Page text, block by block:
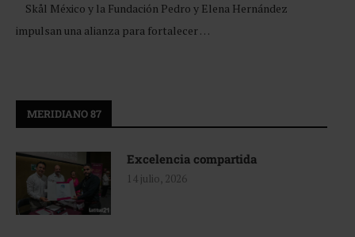
Skål México y la Fundación Pedro y Elena Hernández
impulsan una alianza para fortalecer …
MERIDIANO 87
Excelencia compartida
14 julio, 2026